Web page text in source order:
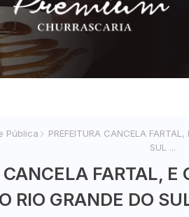
Pública
PREFEITURA CANCELA
SUL ...
FARTAL, E
RIO GRANDE DO